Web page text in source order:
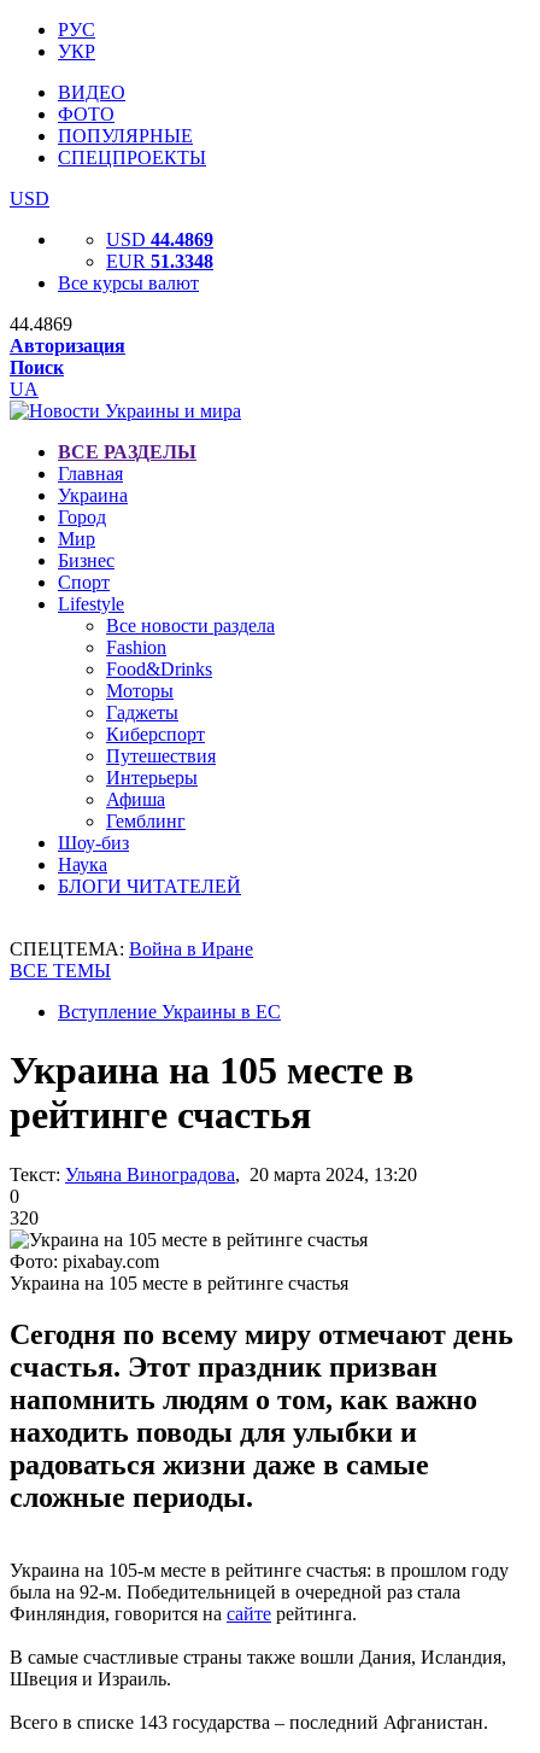
РУС
УКР
ВИДЕО
ФОТО
ПОПУЛЯРНЫЕ
СПЕЦПРОЕКТЫ
USD
USD 44.4869
EUR 51.3348
Все курсы валют
44.4869
Авторизация
Поиск
UA
ВСЕ РАЗДЕЛЫ
Главная
Украина
Город
Мир
Бизнес
Спорт
Lifestyle
Все новости раздела
Fashion
Food&Drinks
Моторы
Гаджеты
Киберспорт
Путешествия
Интерьеры
Афиша
Гемблинг
Шоу-биз
Наука
БЛОГИ ЧИТАТЕЛЕЙ
СПЕЦТЕМА: Война в Иране
ВСЕ ТЕМЫ
Вступление Украины в ЕС
Украина на 105 месте в
рейтинге счастья
Текст: Ульяна Виноградова, 20 марта 2024, 13:20
0
320
Фото: pixabay.com
Украина на 105 месте в рейтинге счастья
Сегодня по всему миру отмечают день
счастья. Этот праздник призван
напомнить людям о том, как важно
находить поводы для улыбки и
радоваться жизни даже в самые
сложные периоды.
Украина на 105-м месте в рейтинге счастья: в прошлом году
была на 92-м. Победительницей в очередной раз стала
Финляндия, говорится на сайте рейтинга.
В самые счастливые страны также вошли Дания, Исландия,
Швеция и Израиль.
Всего в списке 143 государства – последний Афганистан.